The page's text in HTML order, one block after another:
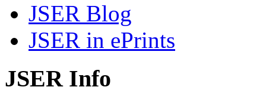
JSER Blog
JSER in ePrints
JSER Info